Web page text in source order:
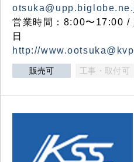
営業時間：8:00〜17:00 /
日
http://
販売可 工事・取付可